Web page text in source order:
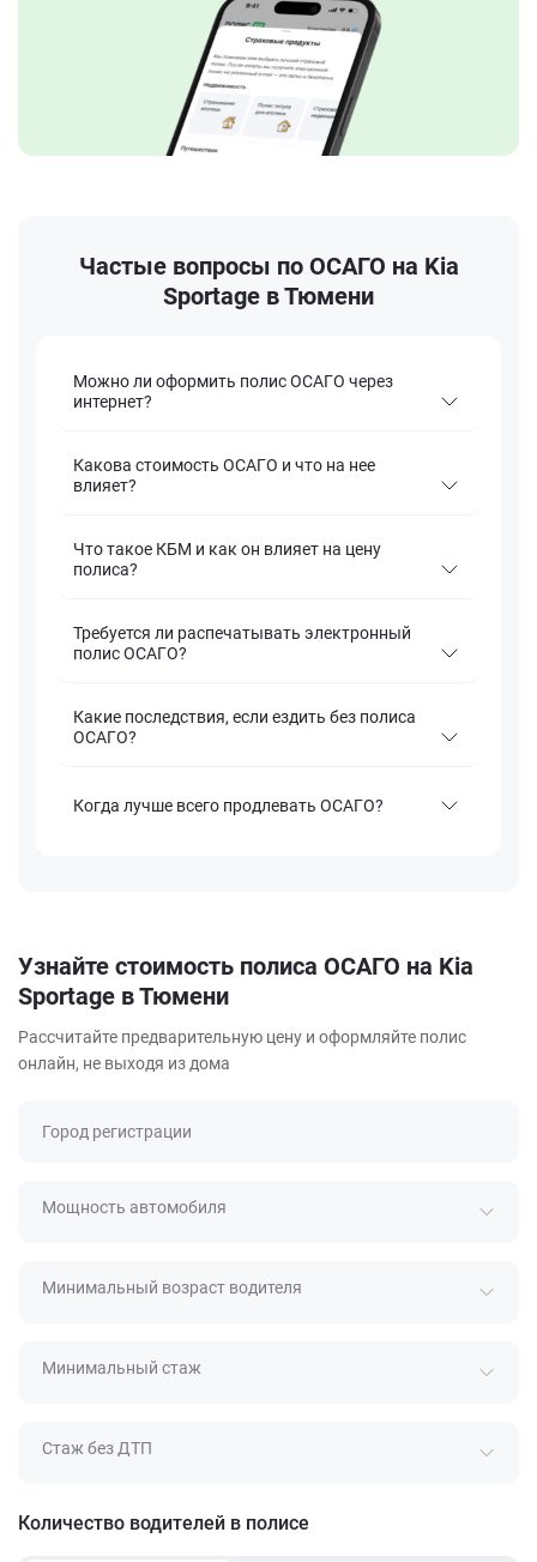
Частые вопросы по ОСАГО на Kia
Sportage в Тюмени
Можно ли оформить полис ОСАГО через
интернет?
Какова стоимость ОСАГО и что на нее
влияет?
Что такое КБМ и как он влияет на цену
полиса?
Требуется ли распечатывать электронный
полис ОСАГО?
Какие последствия, если ездить без полиса
ОСАГО?
Когда лучше всего продлевать ОСАГО?
Узнайте стоимость полиса ОСАГО на Kia
Sportage в Тюмени
Рассчитайте предварительную цену и оформляйте полис
онлайн, не выходя из дома
Город регистрации
Мощность автомобиля
Минимальный возраст водителя
Минимальный стаж
Стаж без ДТП
Количество водителей в полисе